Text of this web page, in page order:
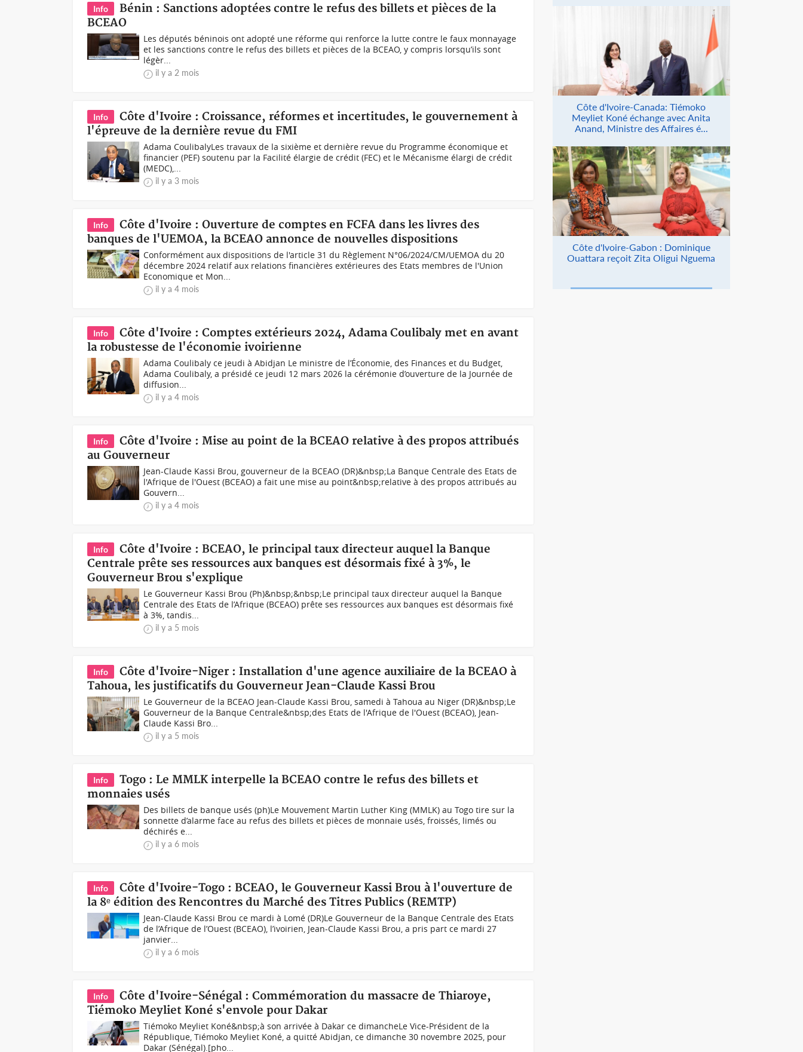
Info
Bénin : Sanctions adoptées contre le refus des billets et pièces de la
BCEAO
Les députés béninois ont adopté une réforme qui renforce la lutte contre le faux monnayage
et les sanctions contre le refus des billets et pièces de la BCEAO, y compris lorsqu’ils sont
légèr...
il y a 2 mois
Info
Côte d'Ivoire : Croissance, réformes et incertitudes, le gouvernement à
l'épreuve de la dernière revue du FMI
Adama CoulibalyLes travaux de la sixième et dernière revue du Programme économique et
financier (PEF) soutenu par la Facilité élargie de crédit (FEC) et le Mécanisme élargi de crédit
(MEDC),...
il y a 3 mois
Info
Côte d'Ivoire : Ouverture de comptes en FCFA dans les livres des
banques de l'UEMOA, la BCEAO annonce de nouvelles dispositions
Conformément aux dispositions de l'article 31 du Règlement N°06/2024/CM/UEMOA du 20
décembre 2024 relatif aux relations financières extérieures des Etats membres de l'Union
Economique et Mon...
il y a 4 mois
Info
Côte d'Ivoire : Comptes extérieurs 2024, Adama Coulibaly met en avant
la robustesse de l'économie ivoirienne
Adama Coulibaly ce jeudi à Abidjan Le ministre de l’Économie, des Finances et du Budget,
Adama Coulibaly, a présidé ce jeudi 12 mars 2026 la cérémonie d’ouverture de la Journée de
diffusion...
il y a 4 mois
Info
Côte d'Ivoire : Mise au point de la BCEAO relative à des propos attribués
au Gouverneur
Jean-Claude Kassi Brou, gouverneur de la BCEAO (DR)&nbsp;La Banque Centrale des Etats de
l'Afrique de l'Ouest (BCEAO) a fait une mise au point&nbsp;relative à des propos attribués au
Gouvern...
il y a 4 mois
Info
Côte d'Ivoire : BCEAO, le principal taux directeur auquel la Banque
Centrale prête ses ressources aux banques est désormais fixé à 3%, le
Gouverneur Brou s'explique
Le Gouverneur Kassi Brou (Ph)&nbsp;&nbsp;Le principal taux directeur auquel la Banque
Centrale des Etats de l’Afrique (BCEAO) prête ses ressources aux banques est désormais fixé
à 3%, tandis...
il y a 5 mois
Info
Côte d'Ivoire-Niger : Installation d'une agence auxiliaire de la BCEAO à
Tahoua, les justificatifs du Gouverneur Jean-Claude Kassi Brou
Le Gouverneur de la BCEAO Jean-Claude Kassi Brou, samedi à Tahoua au Niger (DR)&nbsp;Le
Gouverneur de la Banque Centrale&nbsp;des Etats de l'Afrique de l'Ouest (BCEAO), Jean-
Claude Kassi Bro...
il y a 5 mois
Info
Togo : Le MMLK interpelle la BCEAO contre le refus des billets et
monnaies usés
Des billets de banque usés (ph)Le Mouvement Martin Luther King (MMLK) au Togo tire sur la
sonnette d’alarme face au refus des billets et pièces de monnaie usés, froissés, limés ou
déchirés e...
il y a 6 mois
Info
Côte d'Ivoire-Togo : BCEAO, le Gouverneur Kassi Brou à l'ouverture de
la 8ᵉ édition des Rencontres du Marché des Titres Publics (REMTP)
Jean-Claude Kassi Brou ce mardi à Lomé (DR)Le Gouverneur de la Banque Centrale des Etats
de l’Afrique de l’Ouest (BCEAO), l’ivoirien, Jean-Claude Kassi Brou, a pris part ce mardi 27
janvier...
il y a 6 mois
Info
Côte d'Ivoire-Sénégal : Commémoration du massacre de Thiaroye,
Tiémoko Meyliet Koné s'envole pour Dakar
Tiémoko Meyliet Koné&nbsp;à son arrivée à Dakar ce dimancheLe Vice-Président de la
République, Tiémoko Meyliet Koné, a quitté Abidjan, ce dimanche 30 novembre 2025, pour
Dakar (Sénégal).[pho...
Côte d'Ivoire-Canada: Tiémoko
Meyliet Koné échange avec Anita
Anand, Ministre des Affaires é...
Côte d'Ivoire-Gabon : Dominique
Ouattara reçoit Zita Oligui Nguema